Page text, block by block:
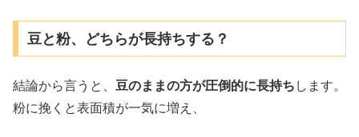
豆と粉、どちらが長持ちする？
結論から言うと、 豆のままの方が圧倒的に長持ち します。
粉に挽くと表面積が一気に増え、